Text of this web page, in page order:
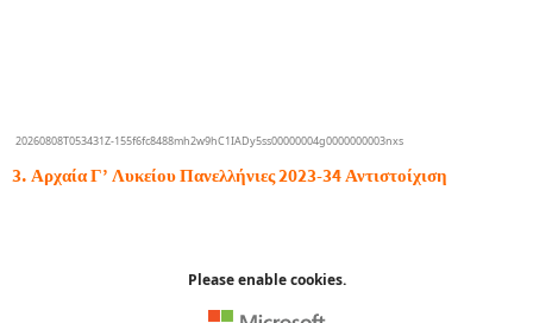
3. Αρχαία Γ’ Λυκείου Πανελλήνιες 2023-34 Αντιστοίχιση